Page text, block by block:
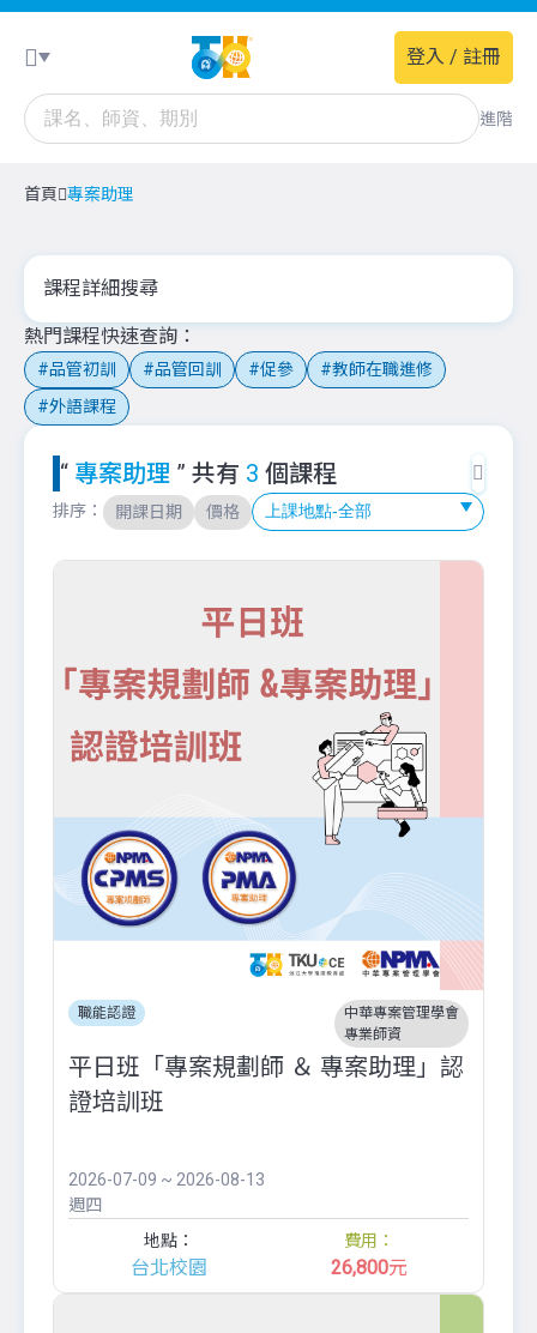
進階
登入 / 註冊
首頁 專案助理
課程詳細搜尋
熱門課程快速查詢
品管初訓 品管回訓 促參
教師在職進修
外語課程
“ 專案助理 ” 共有 3 個課程
排序： 開課日期 價格
職能認證
中華專案管理學會
專業師資
平日班「專案規劃師 ＆ 專案助理」認
證培訓班
2026-07-09 ~ 2026-08-13
週四
地點：
台北校園
費用：
26,800元